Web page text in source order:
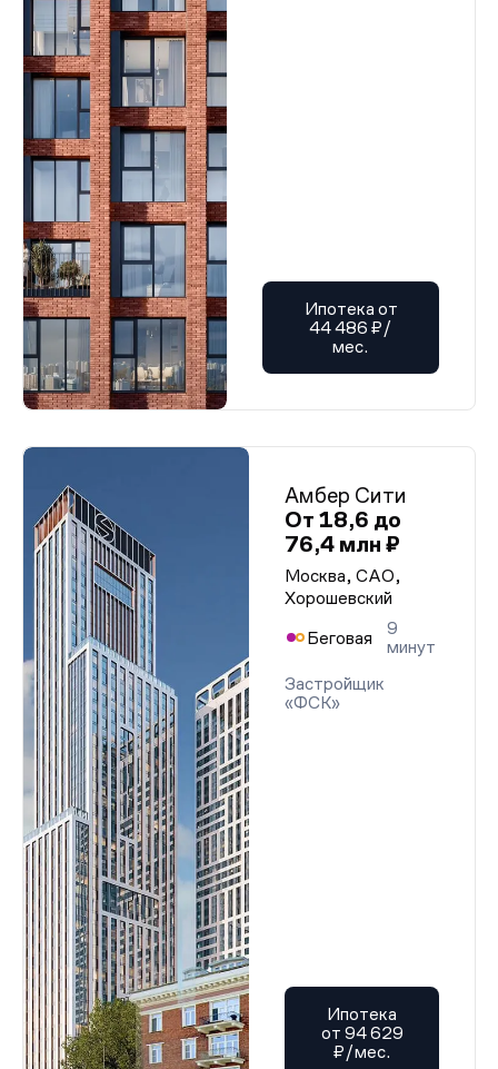
Ипотека от
44 486 ₽/
мес.
Амбер Сити
От 18,6 до
76,4 млн ₽
Москва, САО,
Хорошевский
Беговая
9
минут
Застройщик
«ФСК»
Ипотека
от 94 629
₽/мес.